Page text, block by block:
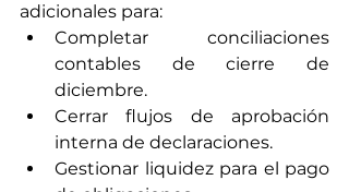
adicionales para:
Completar conciliaciones
contables de cierre de
diciembre.
Cerrar flujos de aprobación
interna de declaraciones.
Gestionar liquidez para el pago